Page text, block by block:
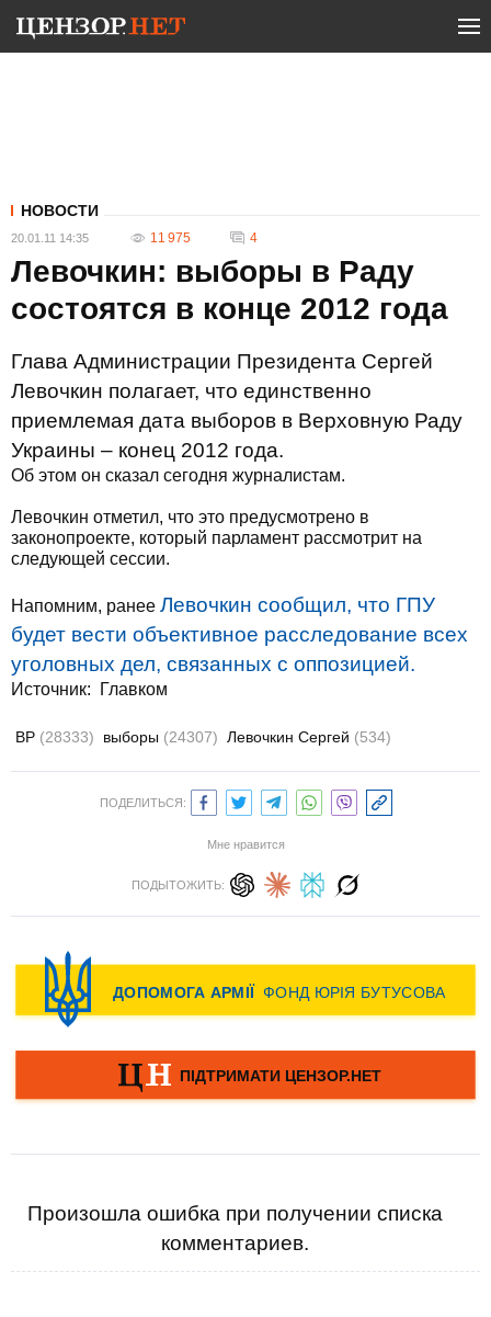
НОВОСТИ
20.01.11 14:35 11 975 4
Левочкин: выборы в Раду
состоятся в конце 2012 года
Глава Администрации Президента Сергей
Левочкин полагает, что единственно
приемлемая дата выборов в Верховную Раду
Украины – конец 2012 года.
Об этом он сказал сегодня журналистам.
Левочкин отметил, что это предусмотрено в
законопроекте, который парламент рассмотрит на
следующей сессии.
Напомним, ранее Левочкин сообщил, что ГПУ
будет вести объективное расследование всех
уголовных дел, связанных с оппозицией.
Источник: Главком
ВР (28333) выборы (24307) Левочкин Сергей (534)
ПОДЕЛИТЬСЯ:
Мне нравится
ПОДЫТОЖИТЬ:
Произошла ошибка при получении списка
комментариев.